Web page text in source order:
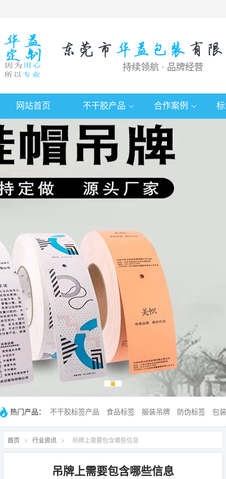
持续领航 · 品牌经营
网站首页 不干胶产品 合作案例
热门产品： 不干胶标签产品 食品标签 服装吊牌 防伪标签 包
首页 > 行业资讯 > 吊牌上需要包含哪些信息
吊牌上需要包含哪些信息